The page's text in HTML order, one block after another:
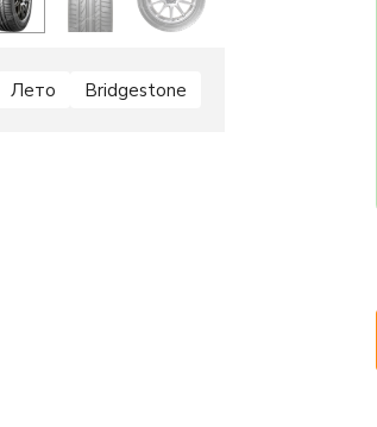
Лето Bridgestone